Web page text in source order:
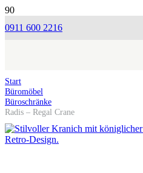
0911 600 2216
Start
Büromöbel
Büroschränke
Radis – Regal Crane